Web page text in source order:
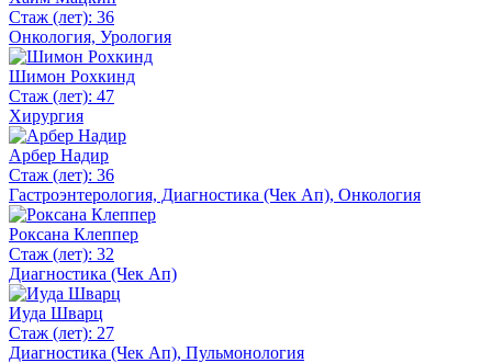
Стаж (лет): 36
Онкология, Урология
Шимон Рохкинд
Стаж (лет): 47
Хирургия
Арбер Надир
Стаж (лет): 36
Гастроэнтерология, Диагностика (Чек Ап), Онкология
Роксана Клеппер
Стаж (лет): 32
Диагностика (Чек Ап)
Иуда Шварц
Стаж (лет): 27
Диагностика (Чек Ап), Пульмонология